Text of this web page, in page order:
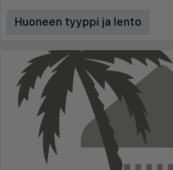
Huoneen tyyppi ja lento